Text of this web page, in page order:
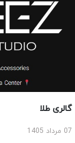
گالری طلا
07 مرداد 1405